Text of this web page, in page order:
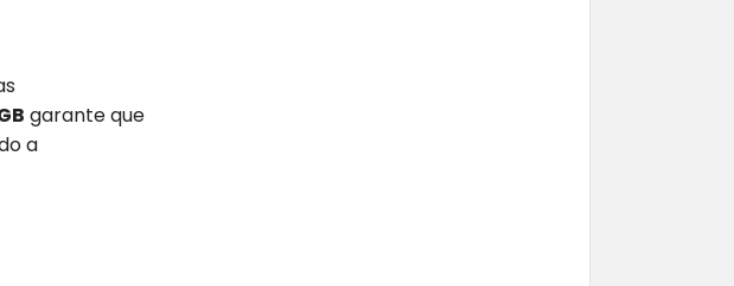
garante que
a